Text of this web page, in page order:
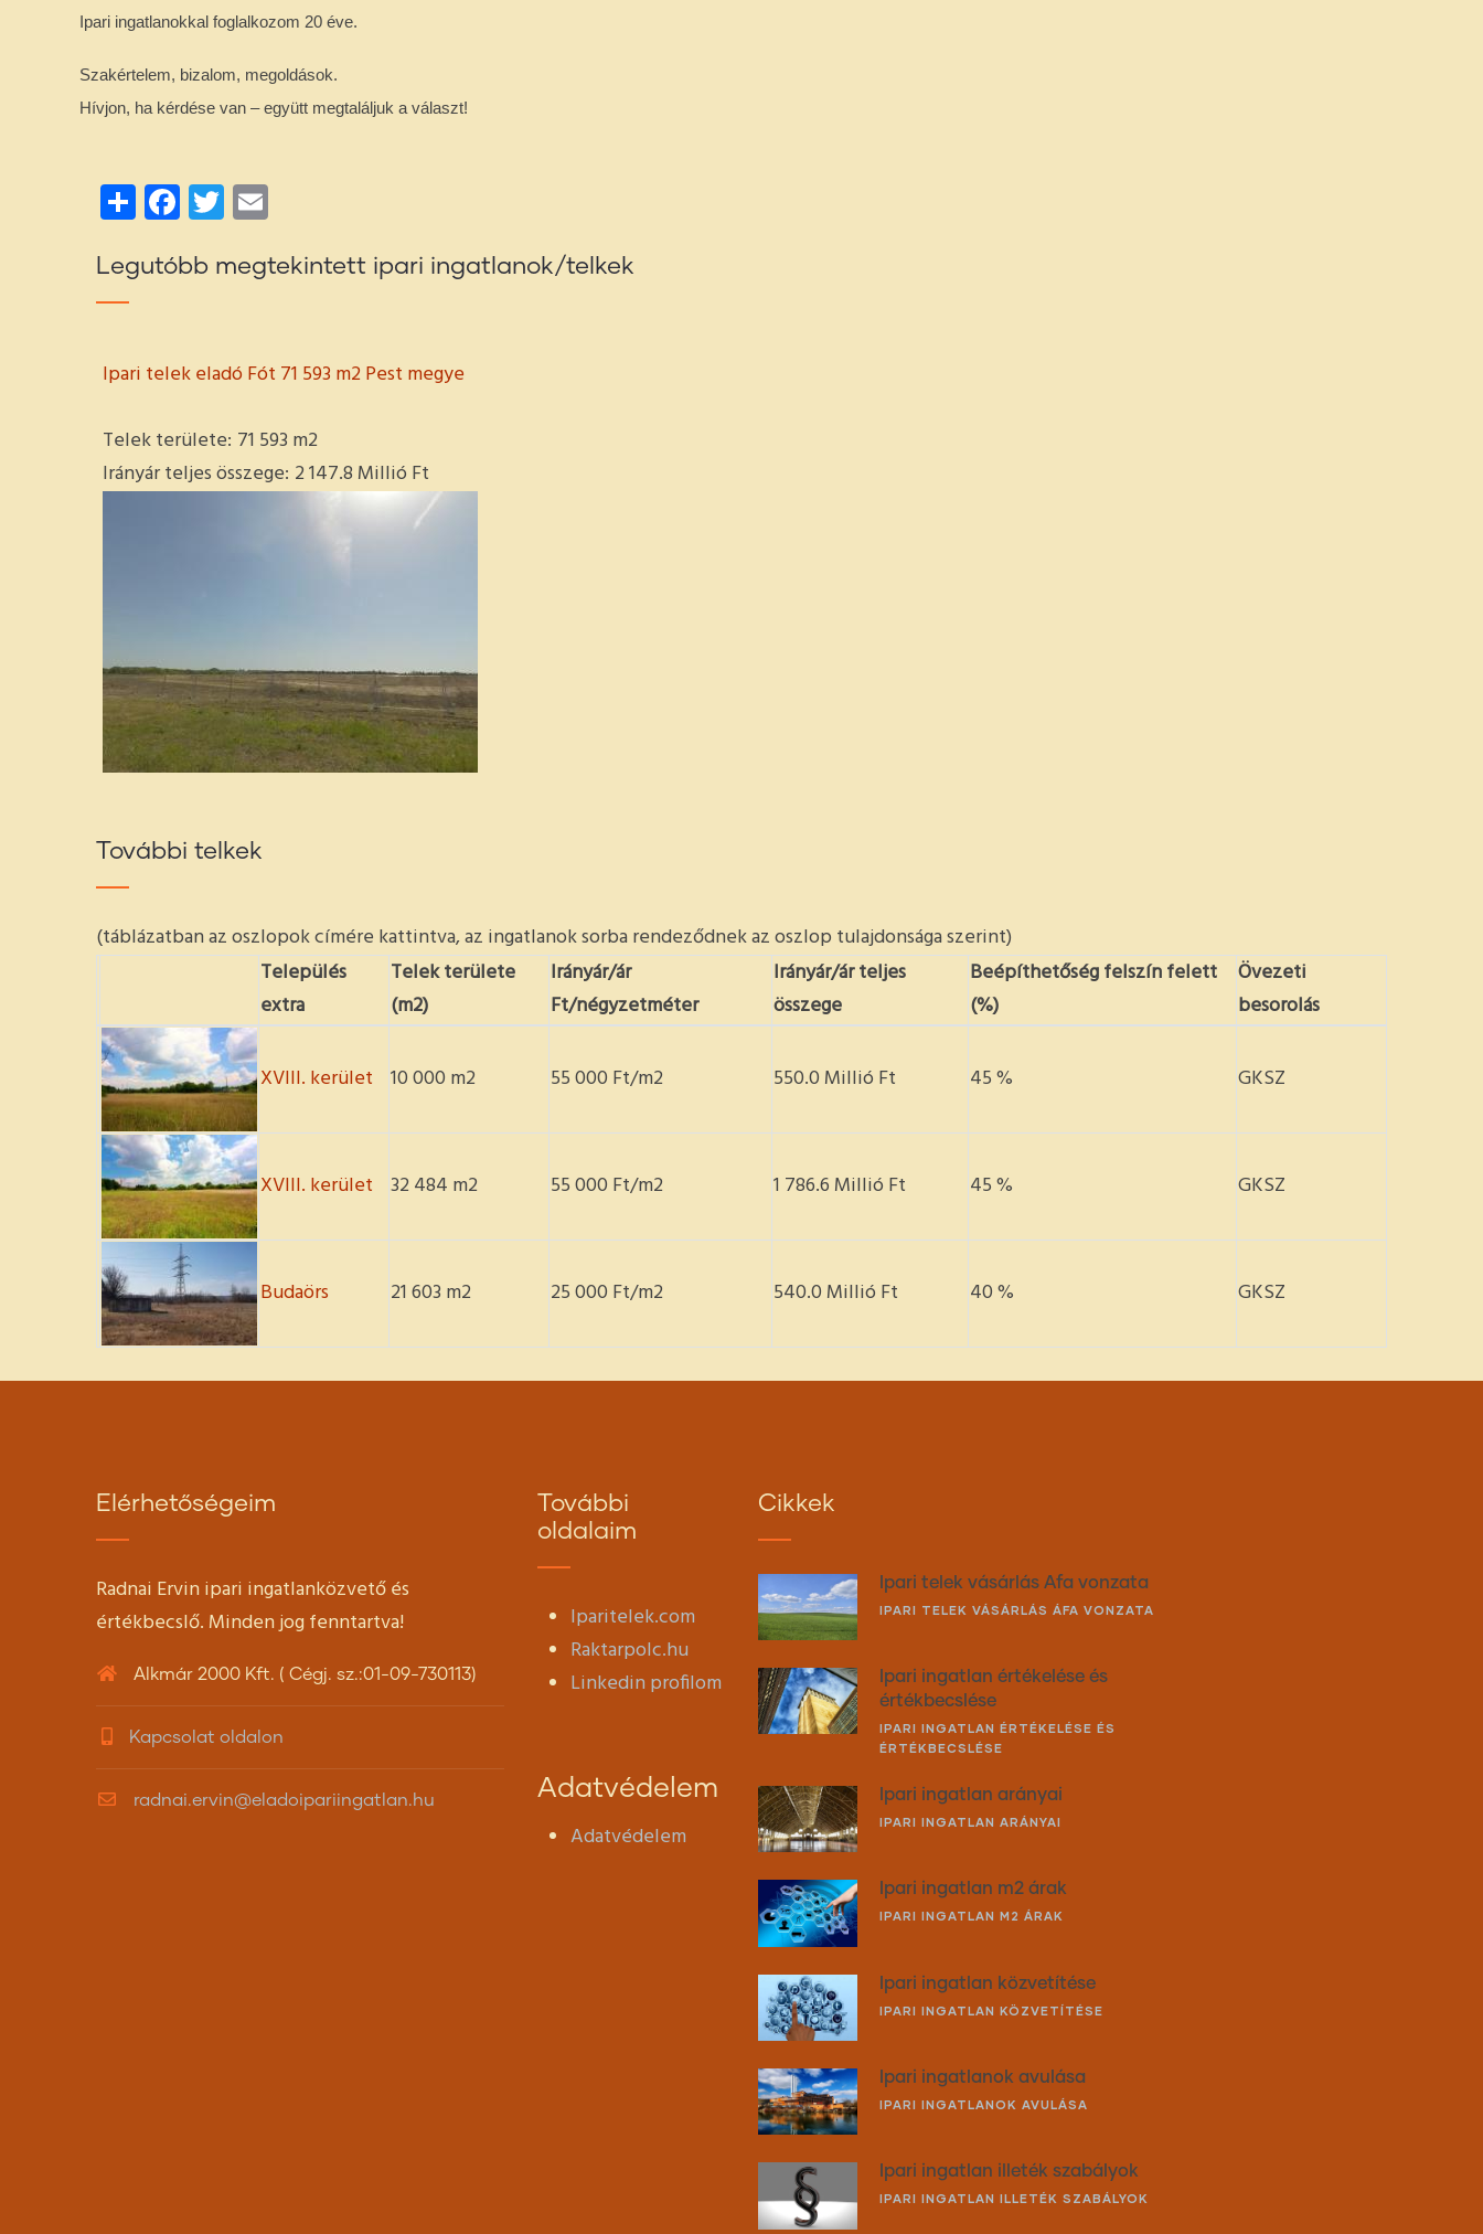
Ipari ingatlanokkal foglalkozom 20 éve.
Szakértelem, bizalom, megoldások.
Hívjon, ha kérdése van – együtt megtaláljuk a választ!
ShareFacebook
Twitter
Legutóbb megtekintett ipari ingatlanok/telkek
Ipari telek eladó Fót 71 593 m2 Pest megye
Telek területe: 71 593 m2
Irányár teljes összege: 2 147.8 Millió Ft
További telkek
(táblázatban az oszlopok címére kattintva, az ingatlanok sorba rendeződnek az oszlop tulajdonsága szerint)
Település
extra
Telek területe
(m2)
Irányár/ár
Ft/négyzetméter
Irányár/ár teljes
összege
Beépíthetőség felszín felett
(%)
Övezeti
besorolás
XVIII. kerület 10 000 m2 55 000 Ft/m2 550.0 Millió Ft 45 % GKSZ
XVIII. kerület 32 484 m2 55 000 Ft/m2 1 786.6 Millió Ft 45 % GKSZ
Budaörs 21 603 m2 25 000 Ft/m2 540.0 Millió Ft 40 % GKSZ
Elérhetőségeim
Radnai Ervin ipari ingatlanközvető és
értékbecslő. Minden jog fenntartva!
Alkmár 2000 Kft. ( Cégj. sz.:01-09-730113)
Kapcsolat oldalon
radnai.ervin@eladoipariingatlan.hu
További
oldalaim
Iparitelek.com
Raktarpolc.hu
Linkedin profilom
Adatvédelem
Adatvédelem
Cikkek
Ipari telek vásárlás Áfa vonzata
IPARI TELEK VÁSÁRLÁS ÁFA VONZATA
Ipari ingatlan értékelése és
értékbecslése
IPARI INGATLAN ÉRTÉKELÉSE ÉS
ÉRTÉKBECSLÉSE
Ipari ingatlan arányai
IPARI INGATLAN ARÁNYAI
Ipari ingatlan m2 árak
IPARI INGATLAN M2 ÁRAK
Ipari ingatlan közvetítése
IPARI INGATLAN KÖZVETÍTÉSE
Ipari ingatlanok avulása
IPARI INGATLANOK AVULÁSA
Ipari ingatlan illeték szabályok
IPARI INGATLAN ILLETÉK SZABÁLYOK